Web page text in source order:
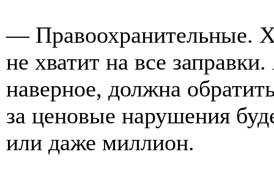
— Правоохранительные.
не хватит на все
наверное, должна
за ценовые нарушения
или даже миллион.